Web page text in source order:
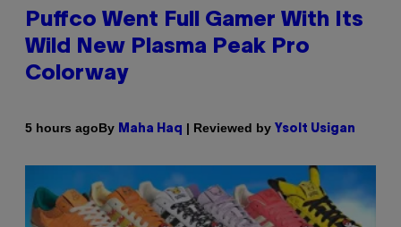
Puffco Went Full Gamer With Its
Wild New Plasma Peak Pro
Colorway
5 hours agoBy Maha Haq | Reviewed by Ysolt Usigan